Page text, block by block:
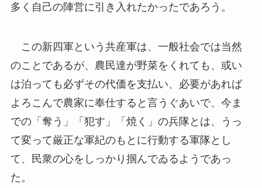
多く自己の陣営に引き入れたかったであろう。
この新四軍という共産軍は、一般社会では当然
のことであるが、農民達が野菜をくれても、或い
は泊っても必ずその代価を支払い、必要があれば
よろこんで農家に奉仕すると言うぐあいで、今ま
での「奪う」「犯す」「焼く」の兵隊とは、うっ
て変って厳正な軍紀のもとに行動する軍隊とし
て、民衆の心をしっかり掴んでゐるようであっ
た。